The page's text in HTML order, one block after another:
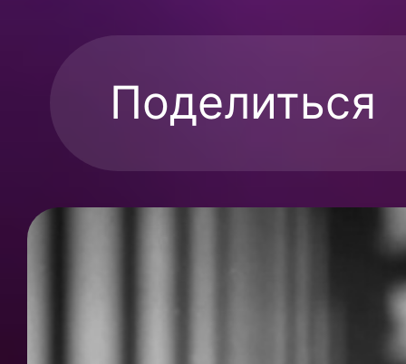
Поделиться